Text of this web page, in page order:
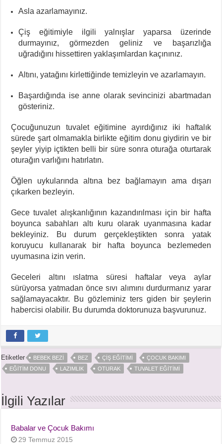
Asla azarlamayınız.
Çiş eğitimiyle ilgili yalnışlar yaparsa üzerinde
durmayınız, görmezden geliniz ve başarızlığa
uğradığını hissettiren yaklaşımlardan kaçınınız.
Altını, yatağını kirlettiğinde temizleyin ve azarlamayın.
Başardığında ise anne olarak sevincinizi abartmadan
gösteriniz.
Çocuğunuzun tuvalet eğitimine ayırdığınız iki haftalık
sürede şart olmamakla birlikte eğitim donu giydirin ve bir
şeyler yiyip içtikten belli bir süre sonra oturağa oturtarak
oturağın varlığını hatırlatın.
Öğlen uykularında altına bez bağlamayın ama dışarı
çıkarken bezleyin.
Gece tuvalet alışkanlığının kazandırılması için bir hafta
boyunca sabahları altı kuru olarak uyanmasına kadar
bekleyiniz. Bu durum gerçekleştikten sonra yatak
koruyucu kullanarak bir hafta boyunca bezlemeden
uyumasına izin verin.
Geceleri altını ıslatma süresi haftalar veya aylar
sürüyorsa yatmadan önce sıvı alımını durdurmanız yarar
sağlamayacaktır. Bu gözleminiz ters giden bir şeylerin
habercisi olabilir. Bu durumda doktorunuza başvurunuz.
Etiketler BEBEK BEZI BEZ ÇIŞ EĞITIMI
ÇOCUK BAKIMI
EĞITIM DONU
LAZIMLIK OTURAK TUVALET EĞITIMI
İlgili Yazılar
Babalar ve Çocuk Bakımı
29 Temmuz 2015